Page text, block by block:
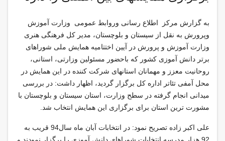
به گزارش مركز اطلاع رسانی وروابط عمومی وزارت آموزش
وپرورش به نقل از سیستان و بلوچستان، مدیر کل فرهنگی هنری
وزارت آموزش و پرورش در آیین اختتامیه همایش ملی شوراهای
برتر دانش آموزی کشور که باحضور مسئولین وزارتی، استانی،
روحانیت معزز و مهمانان استانهای شرکت کننده در این همایش در
محل آمفی تئاتر اداره کل برگزار گردید، اظهار داشت: در بررسی
میدانی انجام گرفته در سطح وزارت، استان سیستان و بلوچستان با
مشورت ترین استان برای برگزاری این همایش انتخاب شد.
علی اکبر زاده تصریح نمود: در انتخابات آبان ماه سال94 قریب به